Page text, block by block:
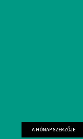
FARKAS
A HÓNAP SZERZŐJE